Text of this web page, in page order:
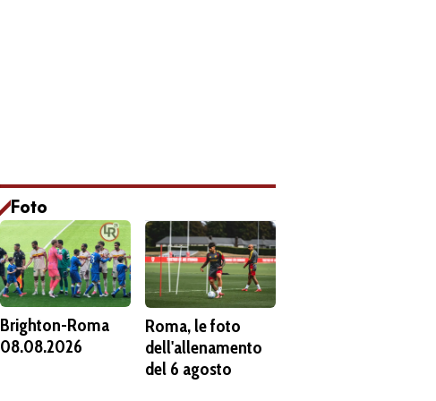
Foto
Brighton-Roma
08.08.2026
Roma, le foto
dell'allenamento
del 6 agosto